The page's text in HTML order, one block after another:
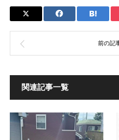
関連記事一覧